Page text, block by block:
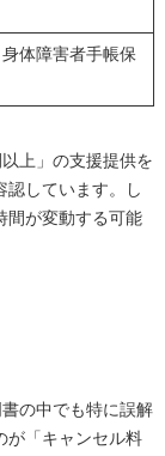
体障害者手帳保
上」の支援提供を
認しています。し
間が変動する可能
の中でも特に誤解
が「キャンセル料